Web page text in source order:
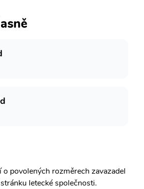
povolených rozměrech zavazadel
letecké společnosti.